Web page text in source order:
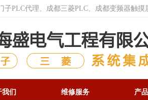
子PLC代理、成都三菱PLC、成都变频器触
我们 维修服务 产